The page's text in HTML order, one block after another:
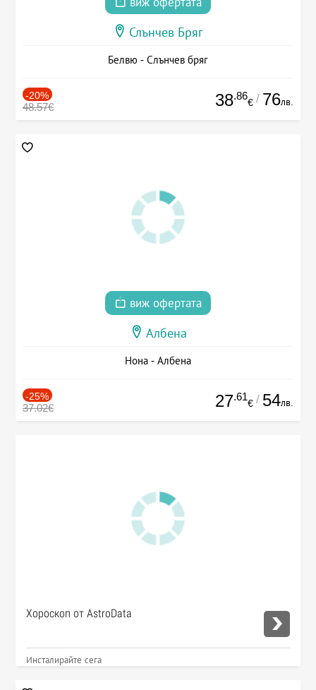
Слънчев Бряг
Белвю - Слънчев бряг
-20%
48.57€ 38.86
€ / 76лв.
виж офертата
Албена
Нона - Албена
-25%
37.02€ 27.61
€ / 54лв.
Хороскоп от AstroData
Инсталирайте сега